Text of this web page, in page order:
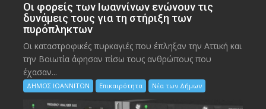
Οι φορείς των Ιωαννίνων ενώνουν τις
δυνάμεις τους για τη στήριξη των
πυρόπληκτων
Οι καταστροφικές πυρκαγιές που έπληξαν την Αττική και
την Bοιωτία άφησαν πίσω τους ανθρώπους που
έχασαν...
ΔΗΜΟΣ ΙΩΑΝΝΙΤΩΝ Επικαιρότητα Νέα των Δήμων